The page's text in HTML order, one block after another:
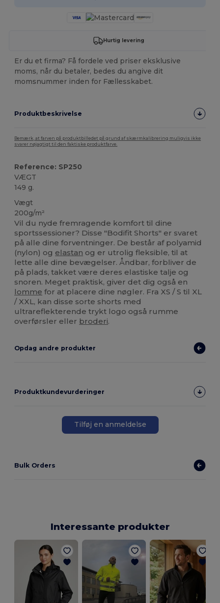
Hurtig levering
Er du et firma? Få fordele ved priser eksklusive
moms, når du betaler, bedes du angive dit
momsnummer inden for Fællesskabet.
Produktbeskrivelse
Bemærk, at farven på produktbilledet på grund af skærmkalibrering muligvis ikke
svarer nøjagtigt til den faktiske produktfarve.
Reference: SP250
VÆGT
149 g.
Vægt
200g/m²
Vil du nyde fremragende komfort til dine
sportssessioner? Disse "Bodifit Shorts" er svaret
på alle dine forventninger. De består af polyamid
(nylon) og elastan og er utrolig fleksible, til at
lette alle dine bevægelser. Åndbar, forbliver de
på plads, takket være deres elastiske talje og
snoren. Meget praktisk, giver det dig også en
lomme for at placere dine nøgler. Fra XS / S til XL
/ XXL, kan disse sorte shorts med
ultrareflekterende trykt logo også rumme
overførsler eller broderi.
Opdag andre produkter
Produktkundevurderinger
Tilføj en anmeldelse
Bulk Orders
Interessante produkter